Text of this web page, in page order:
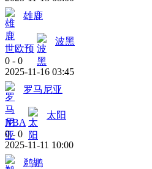
雄鹿
世欧预
波黑
0 - 0
2025-11-16 03:45
罗马尼亚
NBA
太阳
0 - 0
2025-11-11 10:00
鹈鹕